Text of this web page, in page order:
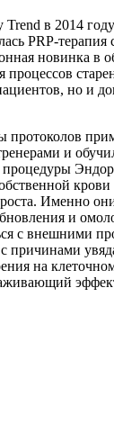
в 2014
PRP-терапия
новинка в
процессов
но и
протоколов
и
процедуры
крови
Именно
и
с внешними
причинами
на